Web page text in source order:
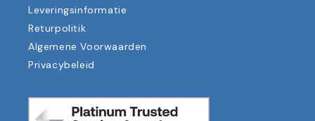
Leveringsinformatie
Returpolitik
Algemene Voorwaarden
Privacybeleid